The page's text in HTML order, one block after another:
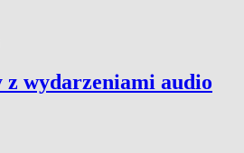
wydarzeniami audio